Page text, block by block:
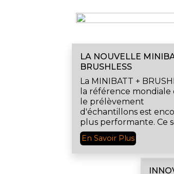
LA NOUVELLE
BRUSHLESS
La MINIBATT +
la référence mondiale
le prélèvement
d'échantillons est
plus performante. Ce
10 atouts
pour vous faciliter le
En Savoir Plus